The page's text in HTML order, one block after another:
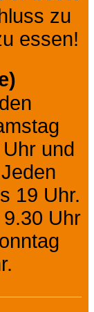
zu
essen!
und
19 Uhr.
Uhr